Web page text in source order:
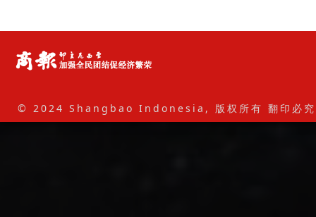
© 2024 Shangbao Indonesia, 版权所有 翻印必